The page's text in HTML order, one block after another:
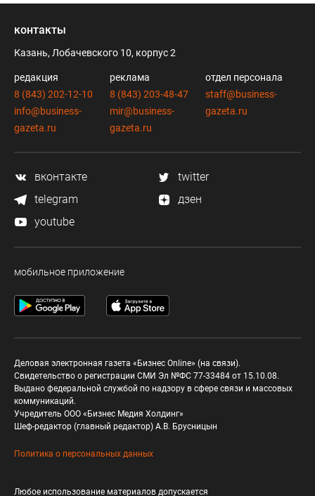
контакты
Казань, Лобачевского 10, корпус 2
редакция
8 (843) 202-12-10
info@business-
gazeta.ru
реклама
8 (843) 203-48-47
mir@business-
gazeta.ru
отдел персонала
staff@business-
gazeta.ru
вконтакте
twitter
telegram
дзен
youtube
мобильное приложение
Деловая электронная газета «Бизнес Online» (на связи).
Свидетельство о регистрации СМИ Эл №ФС 77-33484 от 15.10.08.
Выдано федеральной службой по надзору в сфере связи и массовых
коммуникаций.
Учредитель ООО «Бизнес Медия Холдинг»
Шеф-редактор (главный редактор) А.В. Брусницын
Политика о персональных данных
Любое использование материалов допускается